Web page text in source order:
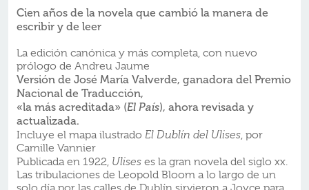
Cien años de la novela que cambió la manera de
escribir y de leer
La edición canónica y más completa, con nuevo
prólogo de Andreu Jaume
Versión de José María Valverde, ganadora del Premio
Nacional de Traducción,
«la más acreditada» (El País), ahora revisada y
actualizada.
Incluye el mapa ilustrado El Dublín del Ulises, por
Camille Vannier
Publicada en 1922, Ulises es la gran novela del siglo xx.
Las tribulaciones de Leopold Bloom a lo largo de un